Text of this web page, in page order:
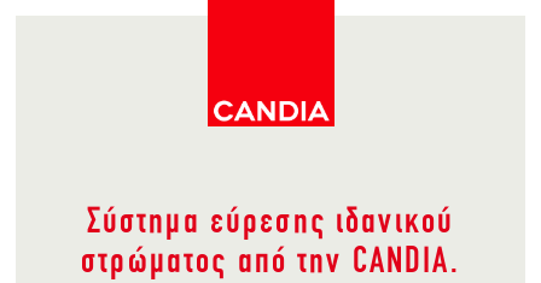
περιεχόμενοΣύστημα εύρεσης ιδανικού
στρώματος από την CANDIA.